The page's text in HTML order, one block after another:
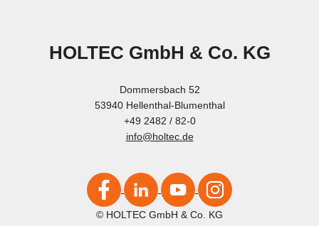
HOLTEC GmbH & Co. KG
Dommersbach 52
53940 Hellenthal-Blumenthal
+49 2482 / 82-0
info@holtec.de
© HOLTEC GmbH & Co. KG